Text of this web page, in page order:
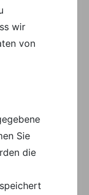
wir
von
Sie
die